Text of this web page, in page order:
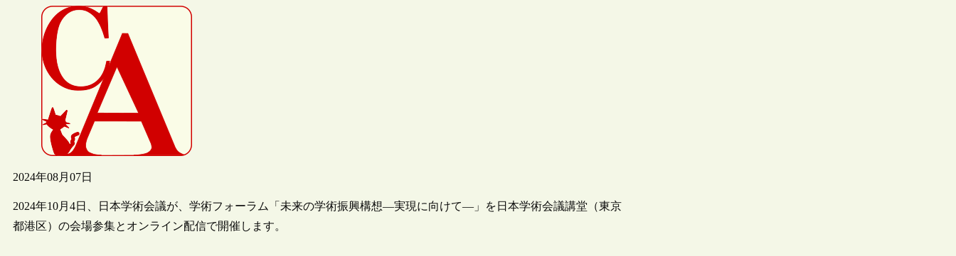
2024年08月07日
2024年10月4日、日本学術会議が、学術フォーラム「未来の学術振興構想―実現に向けて―」を日本学術会議講堂（東京
都港区）の会場参集とオンライン配信で開催します。